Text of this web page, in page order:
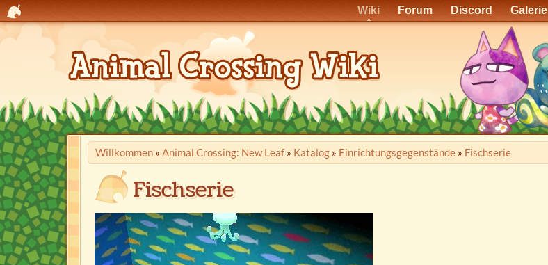
Wiki Forum Discord Galerie
Willkommen» Animal Crossing: New Leaf» Katalog» Einrichtungsgegenstände» Fischserie
Fischserie